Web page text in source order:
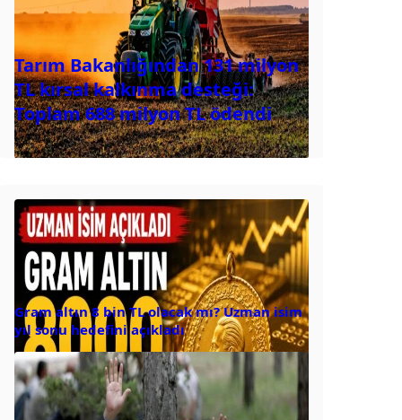
Tarım Bakanlığından 131 milyon
TL kırsal kalkınma desteği:
Toplam 688 milyon TL ödendi
Gram altın 8 bin TL olacak mı? Uzman isim
yıl sonu hedefini açıkladı